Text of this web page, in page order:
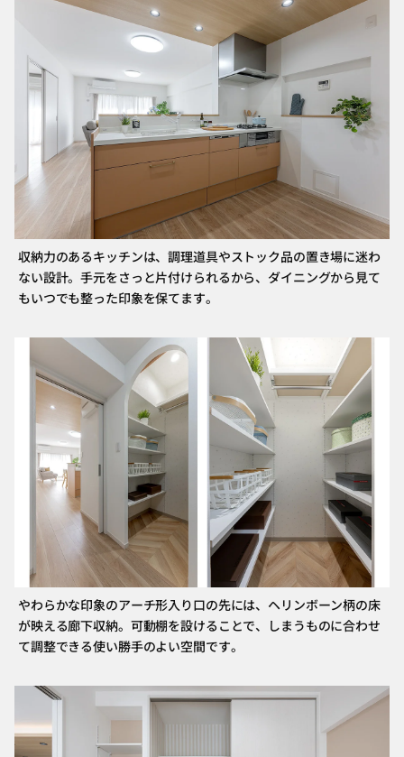
収納力のあるキッチンは、調理道具やストック品の置き場に迷わ
ない設計。手元をさっと片付けられるから、ダイニングから見て
もいつでも整った印象を保てます。
やわらかな印象のアーチ形入り口の先には、ヘリンボーン柄の床
が映える廊下収納。可動棚を設けることで、しまうものに合わせ
て調整できる使い勝手のよい空間です。